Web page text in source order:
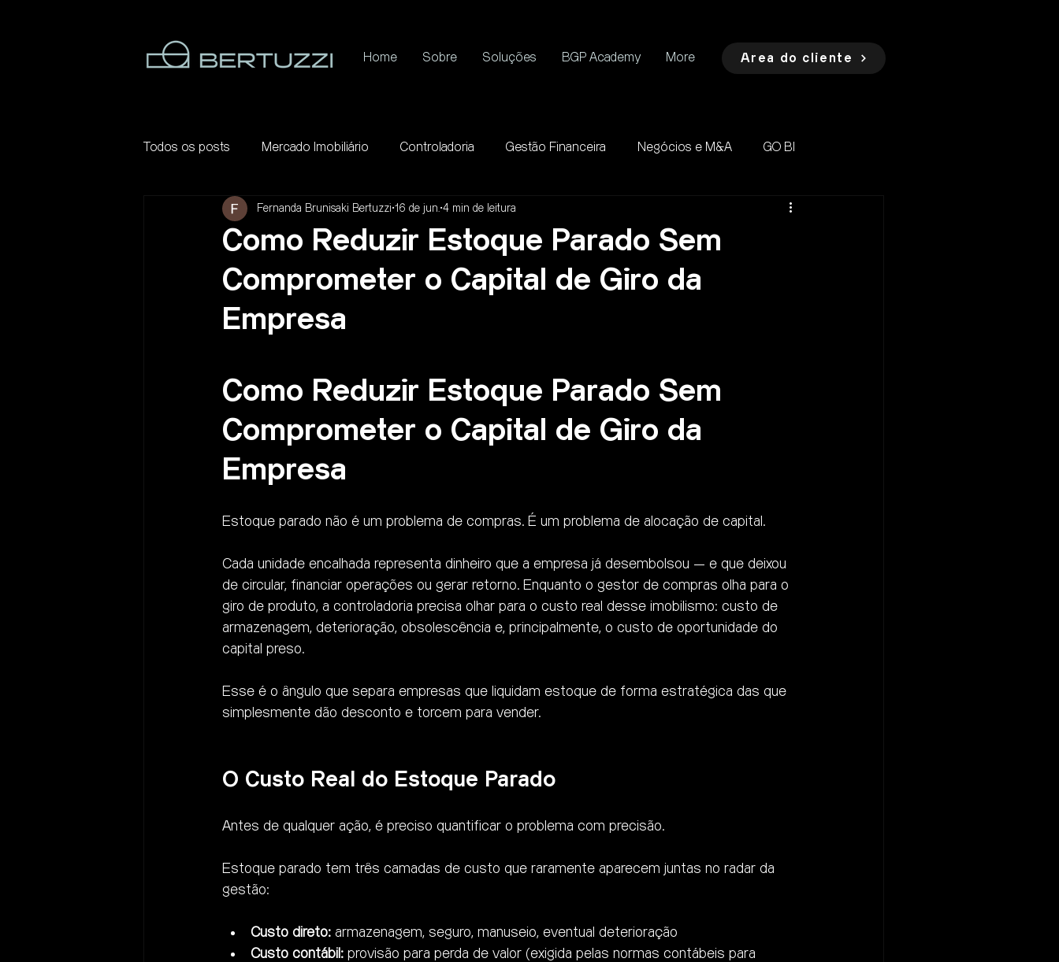
Home Sobre Soluções BGP Academy More Área do cliente
Todos os posts Mercado Imobiliário Controladoria Gestão Financeira Negócios e M&A GO BI
Como Reduzir Estoque Parado Sem
Comprometer o Capital de Giro da
Empresa
Fernanda Brunisaki Bertuzzi 16 de jun. 4 min de leitura
Como Reduzir Estoque Parado Sem
Comprometer o Capital de Giro da
Empresa
Estoque parado não é um problema de compras. É um problema de alocação de capital.
Cada unidade encalhada representa dinheiro que a empresa já desembolsou — e que deixou
de circular, financiar operações ou gerar retorno. Enquanto o gestor de compras olha para o
giro de produto, a controladoria precisa olhar para o custo real desse imobilismo: custo de
armazenagem, deterioração, obsolescência e, principalmente, o custo de oportunidade do
capital preso.
Esse é o ângulo que separa empresas que liquidam estoque de forma estratégica das que
simplesmente dão desconto e torcem para vender.
O Custo Real do Estoque Parado
Antes de qualquer ação, é preciso quantificar o problema com precisão.
Estoque parado tem três camadas de custo que raramente aparecem juntas no radar da
gestão:
Custo direto: armazenagem, seguro, manuseio, eventual deterioração
Custo contábil: provisão para perda de valor (exigida pelas normas contábeis para